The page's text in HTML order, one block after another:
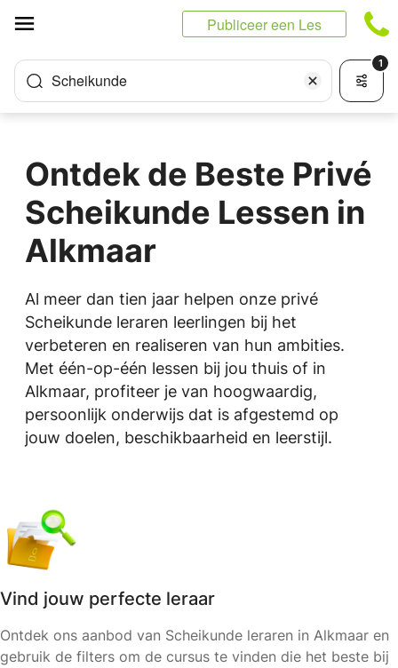
Publiceer een Les
Scheikunde
1
Ontdek de Beste Privé
Scheikunde Lessen in
Alkmaar
Al meer dan tien jaar helpen onze privé
Scheikunde leraren leerlingen bij het
verbeteren en realiseren van hun ambities.
Met één-op-één lessen bij jou thuis of in
Alkmaar, profiteer je van hoogwaardig,
persoonlijk onderwijs dat is afgestemd op
jouw doelen, beschikbaarheid en leerstijl.
Vind jouw perfecte leraar
Ontdek ons aanbod van Scheikunde leraren in Alkmaar en
gebruik de filters om de cursus te vinden die het beste bij